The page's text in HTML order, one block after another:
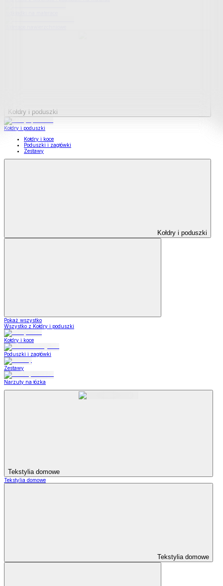
Kołdry i poduszki
Kołdry i poduszki
Kołdry i koce
Poduszki i zagłówki
Zestawy
Kołdry i poduszki
Pokaż wszystko
Wszystko z Kołdry i poduszki
Kołdry i koce
Poduszki i zagłówki
Zestawy
Narzuty na łózka
Tekstylia domowe
Tekstylia domowe
Tekstylia domowe